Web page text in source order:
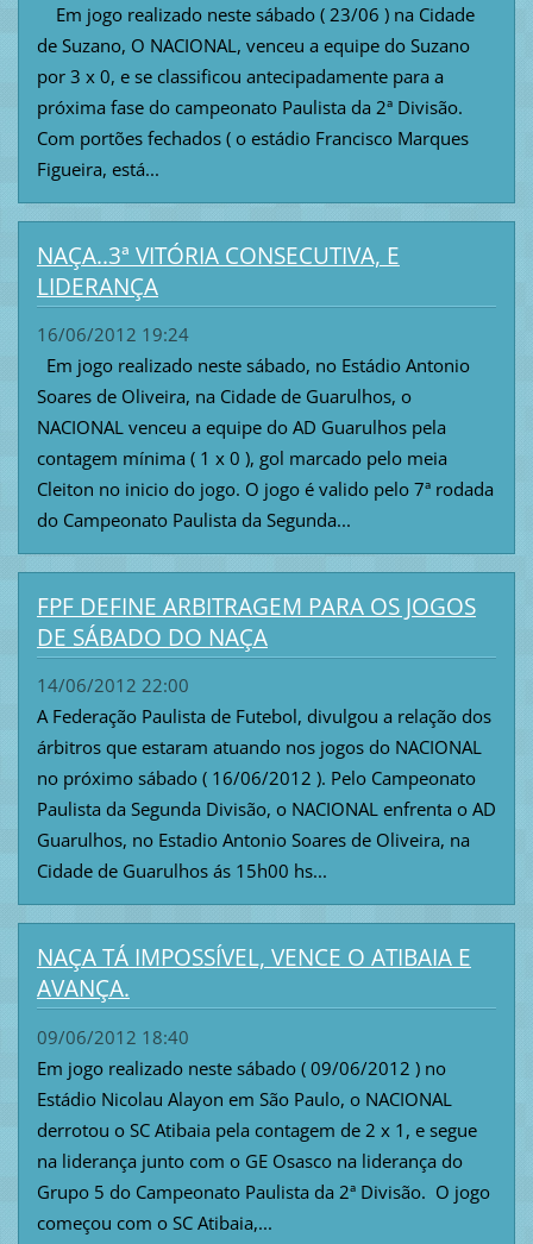
Em jogo realizado neste sábado ( 23/06 ) na Cidade
de Suzano, O NACIONAL, venceu a equipe do Suzano
por 3 x 0, e se classificou antecipadamente para a
próxima fase do campeonato Paulista da 2ª Divisão.
Com portões fechados ( o estádio Francisco Marques
Figueira, está...
NAÇA..3ª VITÓRIA CONSECUTIVA, E
LIDERANÇA
16/06/2012 19:24
Em jogo realizado neste sábado, no Estádio Antonio
Soares de Oliveira, na Cidade de Guarulhos, o
NACIONAL venceu a equipe do AD Guarulhos pela
contagem mínima ( 1 x 0 ), gol marcado pelo meia
Cleiton no inicio do jogo. O jogo é valido pelo 7ª rodada
do Campeonato Paulista da Segunda...
FPF DEFINE ARBITRAGEM PARA OS JOGOS
DE SÁBADO DO NAÇA
14/06/2012 22:00
A Federação Paulista de Futebol, divulgou a relação dos
árbitros que estaram atuando nos jogos do NACIONAL
no próximo sábado ( 16/06/2012 ). Pelo Campeonato
Paulista da Segunda Divisão, o NACIONAL enfrenta o AD
Guarulhos, no Estadio Antonio Soares de Oliveira, na
Cidade de Guarulhos ás 15h00 hs...
NAÇA TÁ IMPOSSÍVEL, VENCE O ATIBAIA E
AVANÇA.
09/06/2012 18:40
Em jogo realizado neste sábado ( 09/06/2012 ) no
Estádio Nicolau Alayon em São Paulo, o NACIONAL
derrotou o SC Atibaia pela contagem de 2 x 1, e segue
na liderança junto com o GE Osasco na liderança do
Grupo 5 do Campeonato Paulista da 2ª Divisão. O jogo
começou com o SC Atibaia,...